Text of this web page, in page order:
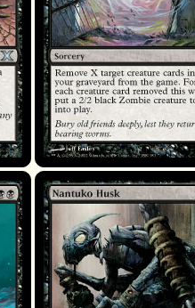
Carapace de nantuko